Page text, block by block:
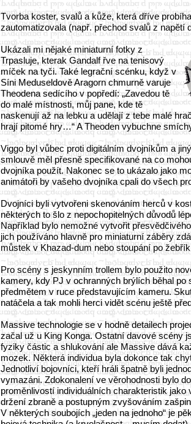
Tvorba koster, svalů a kůže, která dříve
zautomatizovala (např. přechod svalů z napětí
Ukázali mi nějaké miniaturní fotky z
Trpasluje, kterak Gandalf řve na tenisový
míček na tyči. Také legrační scénku, když v
Síni Meduseldově Aragorn chmurně varuje
Theodena sedícího v popředí: „Zavedou tě
do malé místnosti, můj pane, kde tě
naskenují až na lebku a udělají z tebe malé
hrají pitomé hry…“ A Theoden vybuchne
Viggo byl vůbec proti digitálním dvojníkům a
smlouvě měl přesně specifikované na co
dvojníka použít. Nakonec se to ukázalo jako
animátoři by vašeho dvojníka cpali do všech
Dvojníci byli vytvořeni skenováním herců v
některých to šlo z nepochopitelných důvodů
Například bylo nemožné vytvořit
jich používáno hlavně pro miniaturní záběry
můstek v Khazad-dum nebo stoupání po
Pro scény s jeskynním trollem bylo použito
kamery, kdy PJ v ochranných brýlích běhal po
předmětem v ruce představujícím kameru.
natáčela a tak mohli herci vidět scénu ještě
Massive technologie se v hodně detailech
začal už u King Konga. Ostatní davové scény
fyziky částic a shlukování ale Massive dává
mozek. Některá individua byla dokonce tak
Jednotliví bojovníci, kteří hráli špatně byli
vymazáni. Zdokonalení ve věrohodnosti bylo
proměnlivostí individuálních charakteristik
držení zbraně a postupným zvyšováním
V některých soubojích „jeden na jednoho“ je